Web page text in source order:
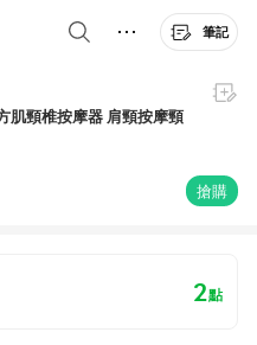
筆記
肌頸椎按摩器 肩頸按摩頸
搶購
2點